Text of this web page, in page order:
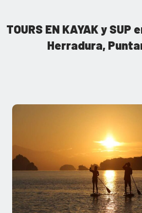
TOURS EN KAYAK y SUP
Herradura,